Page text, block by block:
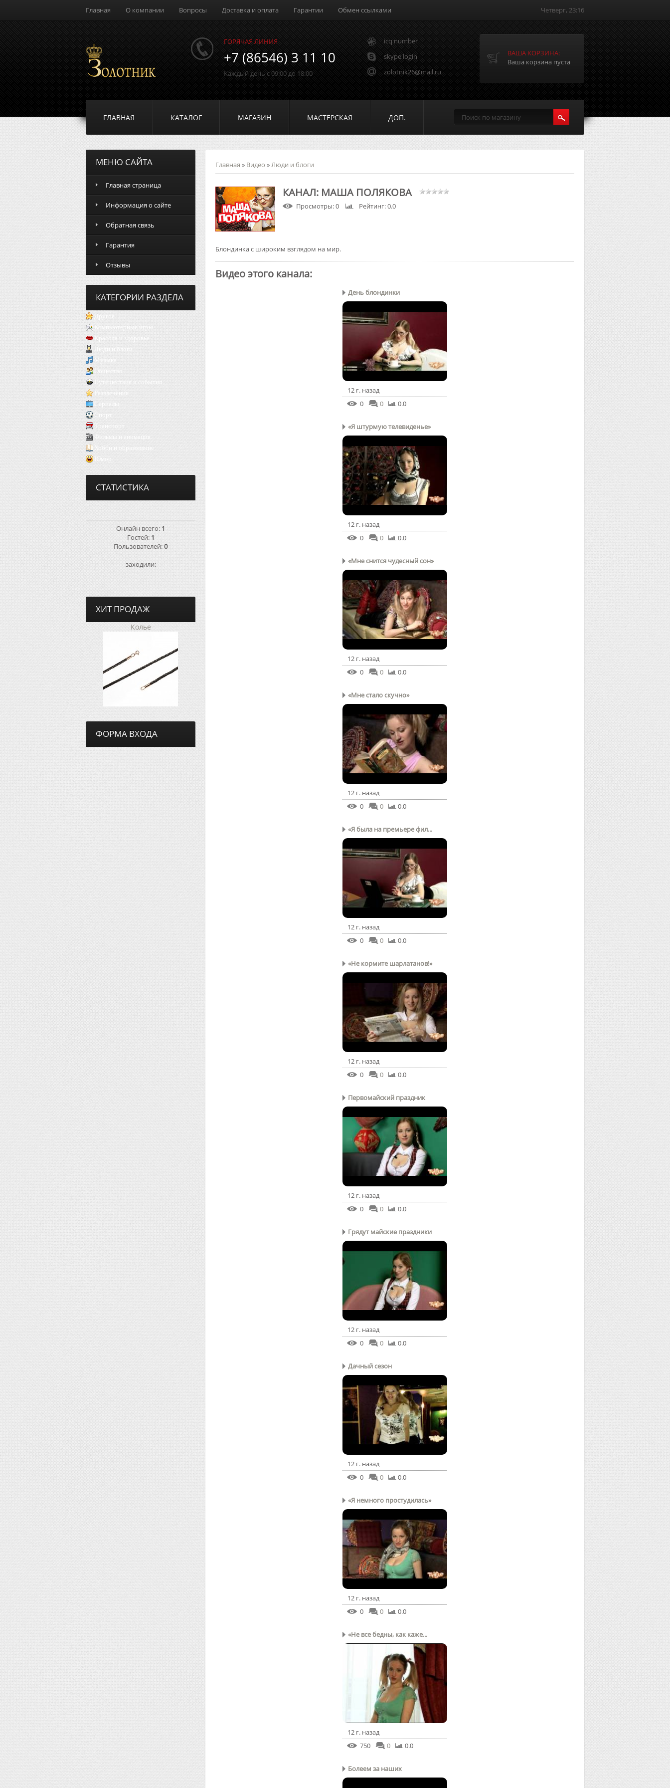
Главная О компании Вопросы Доставка и оплата Гарантии Обмен ссылками Четверг, 23:16
ГОРЯЧАЯ ЛИНИЯ
+7 (86546) 3 11 10
Каждый день с 09:00 до 18:00
icq number
skype login
zolotnik26@mail.ru
ВАША КОРЗИНА:
Ваша корзина пуста
ГЛАВНАЯ КАТАЛОГ МАГАЗИН МАСТЕРСКАЯ ДОП.
МЕНЮ САЙТА
Главная страница
Информация о сайте
Обратная связь
Гарантия
Отзывы
КАТЕГОРИИ РАЗДЕЛА
Другое
Компьютерные игры
Красота и здоровье
Люди и блоги
Музыка
Общество
Путешествия и события
Развлечения
Сериалы
Спорт
Транспорт
Фильмы и анимация
Хобби и образование
Юмор
СТАТИСТИКА
Онлайн всего: 1
Гостей: 1
Пользователей:0
заходили:
ХИТ ПРОДАЖ
Колье
ФОРМА ВХОДА
Главная » Видео »Люди и блоги
КАНАЛ: МАША ПОЛЯКОВА
Просмотры: 0 Рейтинг: 0.0
Блондинка с широким взглядом на мир.
Видео этого канала:
День блондинки
12 г. назад
0
0 0.0
«Я штурмую телевиденье»
12 г. назад
0
0 0.0
«Мне снится чудесный сон»
12 г. назад
0
0 0.0
«Мне стало скучно»
12 г. назад
0
0 0.0
«Я была на премьере фил...
12 г. назад
0
0 0.0
«Не кормите шарлатанов!»
12 г. назад
0
0 0.0
Первомайский праздник
12 г. назад
0
0 0.0
Грядут майские праздники
12 г. назад
0
0 0.0
Дачный сезон
12 г. назад
0
0 0.0
«Я немного простудилась»
12 г. назад
0
0 0.0
«Не все бедны, как каже...
12 г. назад
750
0 0.0
Болеем за наших